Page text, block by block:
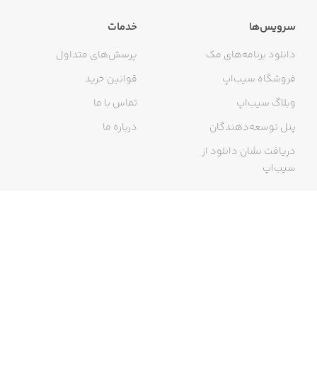
سرویس‌ها
دانلود برنامه‌های مک
فروشگاه سیب‌اپ
وبلاگ سیب‌اپ
پنل توسعه‌دهندگان
دریافت نشان دانلود از
سیب‌اپ
خدمات
پرسش‌های متداول
قوانین خرید
تماس با ما
درباره ما